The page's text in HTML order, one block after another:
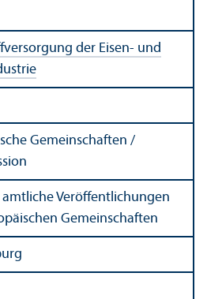
der Eisen- und
Gemeinschaften /
Veröffentlichungen
Gemeinschaften